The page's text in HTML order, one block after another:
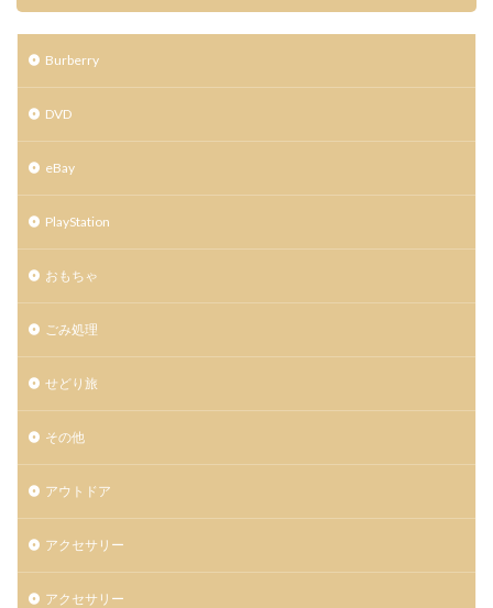
Burberry
DVD
eBay
PlayStation
おもちゃ
ごみ処理
せどり旅
その他
アウトドア
アクセサリー
アクセサリー